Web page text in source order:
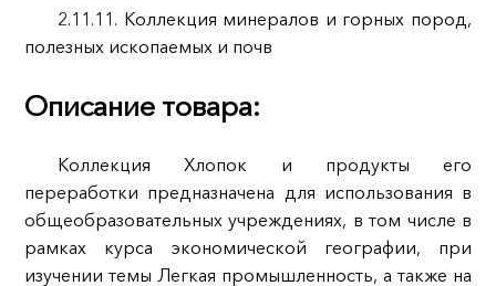
2.11.11. Коллекция минералов и горных пород,
полезных ископаемых и почв
Описание товара:
Коллекция Хлопок и продукты его
переработки предназначена для использования в
общеобразовательных учреждениях, в том числе в
рамках курса экономической географии, при
изучении темы Легкая промышленность, а также на